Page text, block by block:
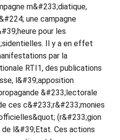
m&#233;diatique,
une campagne
pour les
Il y a en effet
par la
RTI1, des publications
l&#39;apposition
&#233;lectorale
ces c&#233;r&#233;monies
(r&#233;gion
l&#39;Etat. Ces actions